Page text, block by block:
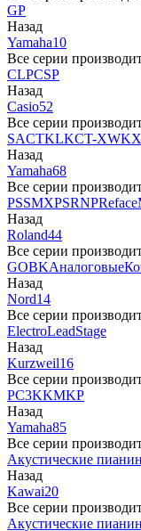
GP
Назад
Yamaha10
Все серии
CLPCSP
Назад
Casio52
Все серии
SACTKLKCT-XWK
Назад
Yamaha68
Все серии
PSSMXPSRNPReface
Назад
Roland44
Все серии
GOBKАналоговые
Назад
Nord14
Все серии
ElectroLeadStage
Назад
Kurzweil16
Все серии
PC3KKMKP
Назад
Yamaha85
Все серии
Акустические
Назад
Kawai20
Все серии
Акустические